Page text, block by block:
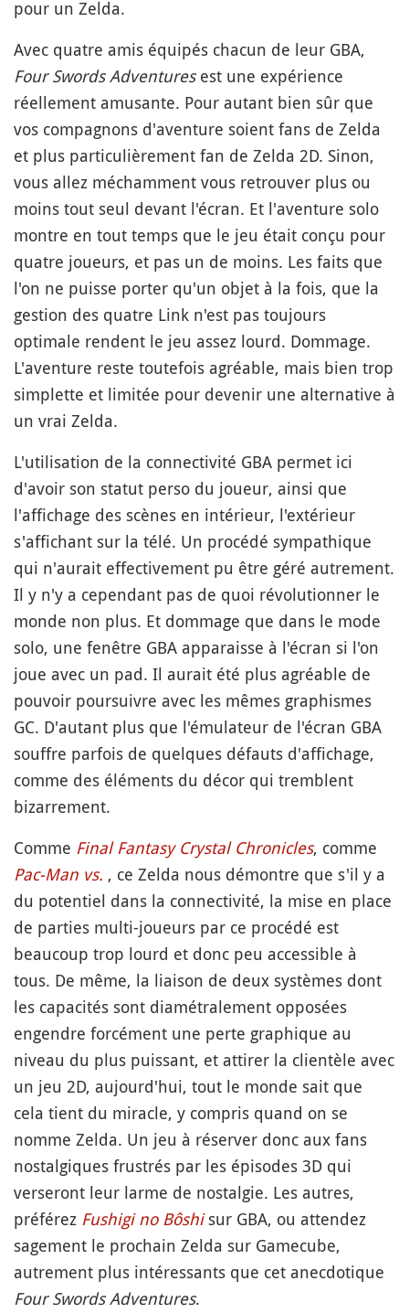
pour un Zelda.
Avec quatre amis équipés chacun de leur GBA,
Four Swords Adventuresest une expérience
réellement amusante. Pour autant bien sûr que
vos compagnons d'aventure soient fans de Zelda
et plus particulièrement fan de Zelda 2D. Sinon,
vous allez méchamment vous retrouver plus ou
moins tout seul devant l'écran. Et l'aventure solo
montre en tout temps que le jeu était conçu pour
quatre joueurs, et pas un de moins. Les faits que
l'on ne puisse porter qu'un objet à la fois, que la
gestion des quatre Link n'est pas toujours
optimale rendent le jeu assez lourd. Dommage.
L'aventure reste toutefois agréable, mais bien trop
simplette et limitée pour devenir une alternative à
un vrai Zelda.
L'utilisation de la connectivité GBA permet ici
d'avoir son statut perso du joueur, ainsi que
l'affichage des scènes en intérieur, l'extérieur
s'affichant sur la télé. Un procédé sympathique
qui n'aurait effectivement pu être géré autrement.
Il y n'y a cependant pas de quoi révolutionner le
monde non plus. Et dommage que dans le mode
solo, une fenêtre GBA apparaisse à l'écran si l'on
joue avec un pad. Il aurait été plus agréable de
pouvoir poursuivre avec les mêmes graphismes
GC. D'autant plus que l'émulateur de l'écran GBA
souffre parfois de quelques défauts d'affichage,
comme des éléments du décor qui tremblent
bizarrement.
Comme Final Fantasy Crystal Chronicles, comme
Pac-Man vs. , ce Zelda nous démontre que s'il y a
du potentiel dans la connectivité, la mise en place
de parties multi-joueurs par ce procédé est
beaucoup trop lourd et donc peu accessible à
tous. De même, la liaison de deux systèmes dont
les capacités sont diamétralement opposées
engendre forcément une perte graphique au
niveau du plus puissant, et attirer la clientèle avec
un jeu 2D, aujourd'hui, tout le monde sait que
cela tient du miracle, y compris quand on se
nomme Zelda. Un jeu à réserver donc aux fans
nostalgiques frustrés par les épisodes 3D qui
verseront leur larme de nostalgie. Les autres,
préférez Fushigi no Bôshisur GBA, ou attendez
sagement le prochain Zelda sur Gamecube,
autrement plus intéressants que cet anecdotique
Four Swords Adventures.